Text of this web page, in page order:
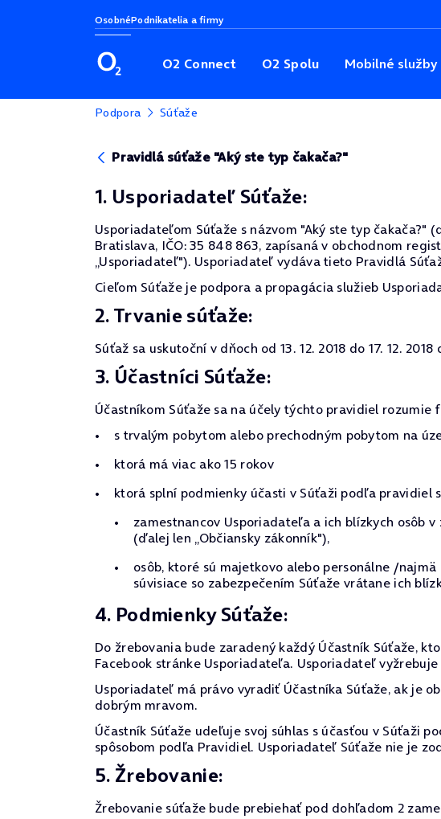
OsobnéPodnikatelia a firmy
O2 Connect O2 Spolu Mobilné služby
Podpora Súťaže
Pravidlá súťaže "Aký ste typ čakača?"
1. Usporiadateľ Súťaže:
Usporiadateľom Súťaže s názvom "Aký ste typ čakača?"
Bratislava, IČO: 35 848 863, zapísaná v obchodnom
„Usporiadateľ"). Usporiadateľ vydáva tieto Pravidlá
Cieľom Súťaže je podpora a propagácia služieb
2. Trvanie súťaže:
Súťaž sa uskutoční v dňoch od 13. 12. 2018 do 17. 12. 2018
3. Účastníci Súťaže:
Účastníkom Súťaže sa na účely týchto pravidiel rozumie
s trvalým pobytom alebo prechodným pobytom na
ktorá má viac ako 15 rokov
ktorá splní podmienky účasti v Súťaži podľa pravidiel
zamestnancov Usporiadateľa a ich blízkych osôb
(ďalej len „Občiansky zákonník"),
osôb, ktoré sú majetkovo alebo personálne /
súvisiace so zabezpečením Súťaže vrátane ich
4. Podmienky Súťaže:
Do žrebovania bude zaradený každý Účastník Súťaže,
Facebook stránke Usporiadateľa. Usporiadateľ
Usporiadateľ má právo vyradiť Účastníka Súťaže, ak je
dobrým mravom.
Účastník Súťaže udeľuje svoj súhlas s účasťou v Súťaži
spôsobom podľa Pravidiel. Usporiadateľ Súťaže nie je
5. Žrebovanie:
Žrebovanie súťaže bude prebiehať pod dohľadom 2